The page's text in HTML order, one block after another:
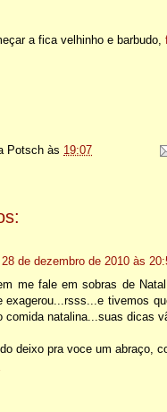
a fica velhinho e barbudo,
Potsch às 19:07
28 de dezembro de 2010 às
me fale em sobras de
exagerou...rsss...e tivemos
comida natalina...suas dicas
deixo pra voce um abraço,